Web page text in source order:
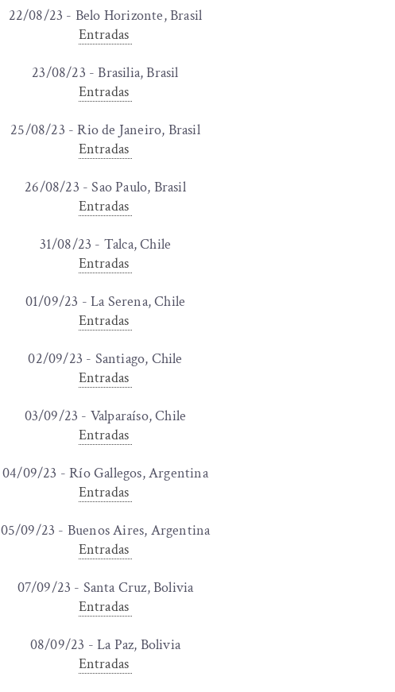
22/08/23 - Belo Horizonte, Brasil
Entradas
23/08/23 - Brasilia, Brasil
Entradas
25/08/23 - Rio de Janeiro, Brasil
Entradas
26/08/23 - Sao Paulo, Brasil
Entradas
31/08/23 - Talca, Chile
Entradas
01/09/23 - La Serena, Chile
Entradas
02/09/23 - Santiago, Chile
Entradas
03/09/23 - Valparaíso, Chile
Entradas
04/09/23 - Río Gallegos, Argentina
Entradas
05/09/23 - Buenos Aires, Argentina
Entradas
07/09/23 - Santa Cruz, Bolivia
Entradas
08/09/23 - La Paz, Bolivia
Entradas